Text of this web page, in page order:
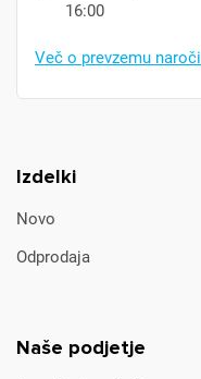
Izdelki
Novo
Odprodaja
Naše podjetje
16:00
Več o prevzemu naročil